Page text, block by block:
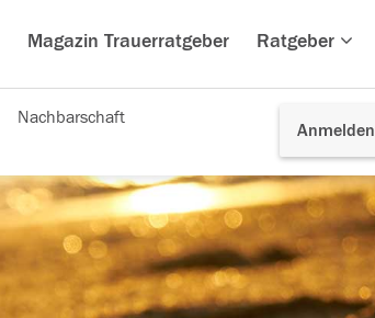
Magazin Trauerratgeber Ratgeber
Anmelden
Nachbarschaft